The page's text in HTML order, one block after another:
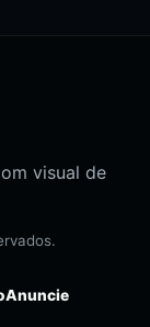
visual de
Anuncie